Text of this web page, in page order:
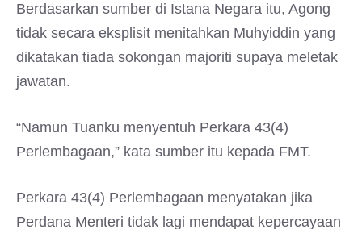
Berdasarkan sumber di Istana Negara itu, Agong
tidak secara eksplisit menitahkan Muhyiddin yang
dikatakan tiada sokongan majoriti supaya meletak
jawatan.
“Namun Tuanku menyentuh Perkara 43(4)
Perlembagaan,” kata sumber itu kepada FMT.
Perkara 43(4) Perlembagaan menyatakan jika
Perdana Menteri tidak lagi mendapat kepercayaan